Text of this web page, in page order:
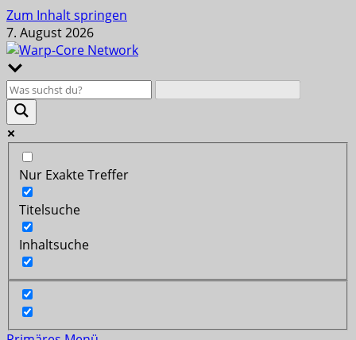
Zum Inhalt springen
7. August 2026
Nur Exakte Treffer
Titelsuche
Inhaltsuche